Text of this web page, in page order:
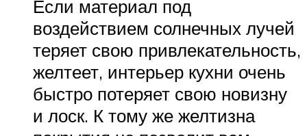
Если материал под
воздействием солнечных лучей
теряет свою привлекательность,
желтеет, интерьер кухни очень
быстро потеряет свою новизну
и лоск. К тому же желтизна